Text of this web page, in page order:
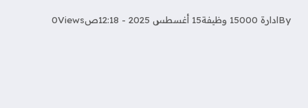
Byادارة 15000 وظيفة 15 أغسطس 2025 - 12:18ص Views
0